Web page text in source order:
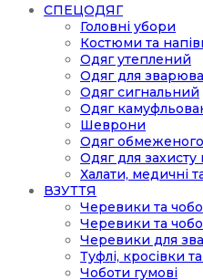
СПЕЦОДЯГ
Головні убори
Костюми та
Одяг утеплений
Одяг для
Одяг сигнальний
Одяг
Шеврони
Одяг
Одяг для захисту
Халати, медичні
ВЗУТТЯ
Черевики та
Черевики та
Черевики для
Туфлі, кросівки
Чоботи гумові